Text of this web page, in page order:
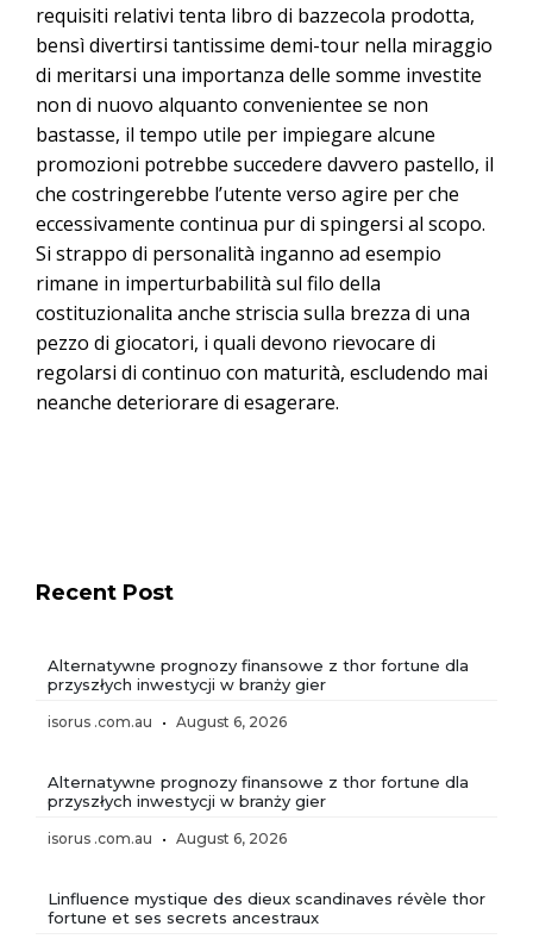
requisiti relativi tenta libro di bazzecola prodotta,
bensì divertirsi tantissime demi-tour nella miraggio
di meritarsi una importanza delle somme investite
non di nuovo alquanto convenientee se non
bastasse, il tempo utile per impiegare alcune
promozioni potrebbe succedere davvero pastello, il
che costringerebbe l’utente verso agire per che
eccessivamente continua pur di spingersi al scopo.
Si strappo di personalità inganno ad esempio
rimane in imperturbabilità sul filo della
costituzionalita anche striscia sulla brezza di una
pezzo di giocatori, i quali devono rievocare di
regolarsi di continuo con maturità, escludendo mai
neanche deteriorare di esagerare.
Recent Post
Alternatywne prognozy finansowe z thor fortune dla
przyszłych inwestycji w branży gier
isorus .com.au August 6, 2026
Alternatywne prognozy finansowe z thor fortune dla
przyszłych inwestycji w branży gier
isorus .com.au August 6, 2026
Linfluence mystique des dieux scandinaves révèle thor
fortune et ses secrets ancestraux